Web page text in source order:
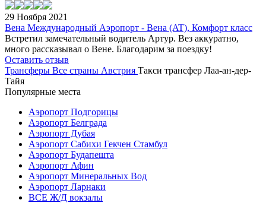
29 Ноября 2021
Вена Международный Аэропорт - Вена (AT), Комфорт класс
Встретил замечательный водитель Артур. Вез аккуратно,
много рассказывал о Вене. Благодарим за поездку!
Оставить отзыв
Трансферы Все страны Австрия Такси трансфер Лаа-ан-дер-
Тайя
Популярные места
Аэропорт Подгорицы
Аэропорт Белграда
Аэропорт Дубая
Аэропорт Сабихи Гекчен Стамбул
Аэропорт Будапешта
Аэропорт Афин
Аэропорт Минеральных Вод
Аэропорт Ларнаки
ВСЕ Ж/Д вокзалы